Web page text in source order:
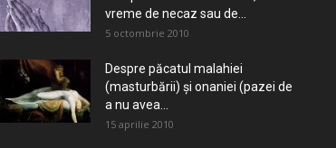
vreme de necaz sau de...
5 octombrie 2010
Despre păcatul malahiei
(masturbării) şi onaniei (pazei de
a nu avea...
15 aprilie 2010